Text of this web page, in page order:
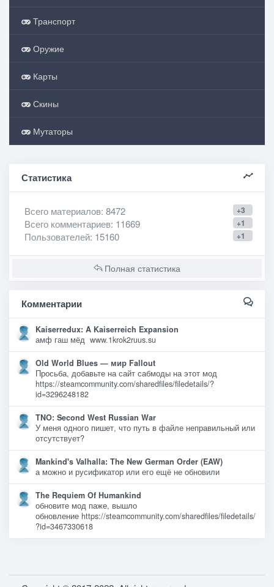
Транспорт
Оружие
Карты
Скины
Мутаторы
Статистика
+3
Всего материалов: 8472
+1
Всего комментариев: 11669
+1
Пользователей: 15160
Полная статистика
Комментарии
Kaiserredux: A Kaiserreich Expansion
амф гаш мёд www.1krok2ruus.su
Old World Blues — мир Fallout
Просьба, добавьте на сайт сабмоды на этот мод
https://steamcommunity.com/sharedfiles/filedetails/?
id=3296248182
TNO: Second West Russian War
У меня одного пишет, что путь в файле неправильный или
отсутствует?
Mankind's Valhalla: The New German Order (EAW)
а можно и русификатор или его ещё не обновили
The Requiem Of Humankind
обновите мод паже, вышло
обновление https://steamcommunity.com/sharedfiles/filedetails/
?id=3467330618